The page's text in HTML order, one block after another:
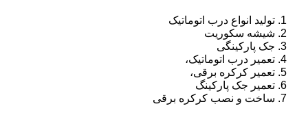
تولید انواع درب اتوماتیک
شیشه سکوریت
جک پارکینگی
تعمیر درب اتوماتیک،
تعمیر کرکره برقی،
تعمیر جک پارکینگ
ساخت و نصب کرکره برقی